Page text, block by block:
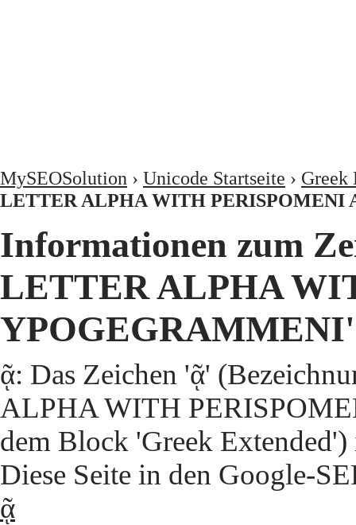
MySEOSolution › Unicode Startseite › Greek
LETTER ALPHA WITH PERISPOMENI
Informationen zum
LETTER ALPHA
YPOGEGRAMMENI'
ᾷ: Das Zeichen 'ᾷ'
ALPHA WITH
dem Block 'Greek
Diese Seite in den Google-
ᾷ